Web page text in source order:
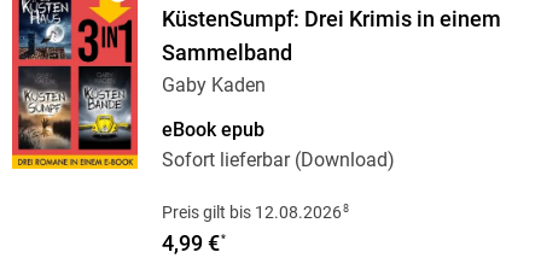
KüstenSumpf: Drei Krimis in einem
Sammelband
Gaby Kaden
eBook epub
Sofort lieferbar (Download)
Preis gilt bis 12.08.20268
4,99 €*